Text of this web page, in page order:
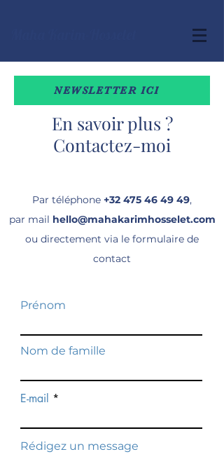
NEWSLETTER ICI
En savoir plus ?
Contactez-moi
Par téléphone +32 475 46 49 49,
par mail hello@mahakarimhosselet.com
ou directement via le formulaire de
contact
Prénom
Nom de famille
E-mail
Rédigez un message